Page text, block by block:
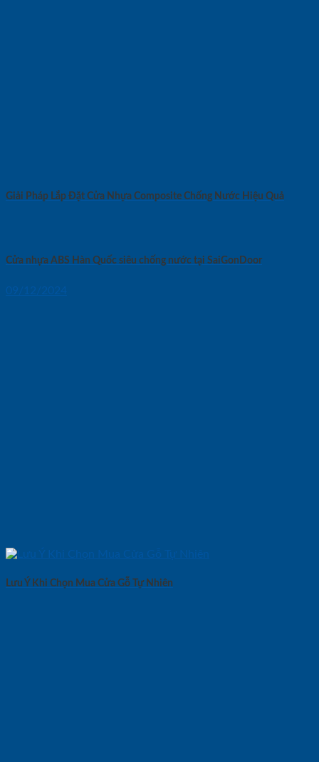
Giải Pháp Lắp Đặt Cửa Nhựa Composite Chống Nước Hiệu Quả
Cửa nhựa ABS Hàn Quốc siêu chống nước tại SaiGonDoor
09/12/2024
Lưu Ý Khi Chọn Mua Cửa Gỗ Tự Nhiên